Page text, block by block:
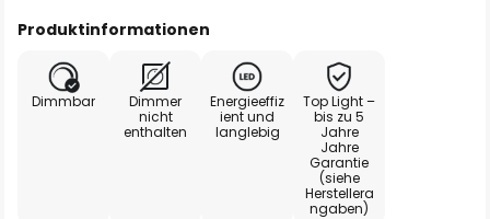
Produktinformationen
Dimmbar
Dimmer
nicht
enthalten
Energieeffiz
ient und
langlebig
Top Light –
bis zu 5
Jahre
Jahre
Garantie
(siehe
Herstellera
ngaben)